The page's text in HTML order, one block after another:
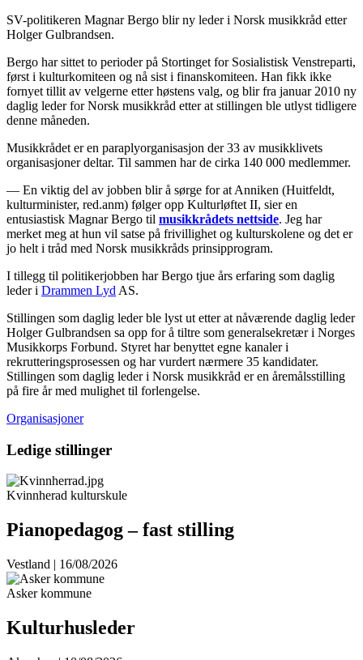
SV-politikeren Magnar Bergo blir ny leder i Norsk musikkråd etter
Holger Gulbrandsen.
Bergo har sittet to perioder på Stortinget for Sosialistisk Venstreparti,
først i kulturkomiteen og nå sist i finanskomiteen. Han fikk ikke
fornyet tillit av velgerne etter høstens valg, og blir fra januar 2010 ny
daglig leder for Norsk musikkråd etter at stillingen ble utlyst tidligere
denne måneden.
Musikkrådet er en paraplyorganisasjon der 33 av musikklivets
organisasjoner deltar. Til sammen har de cirka 140 000 medlemmer.
— En viktig del av jobben blir å sørge for at Anniken (Huitfeldt,
kulturminister, red.anm) følger opp Kulturløftet II, sier en
entusiastisk Magnar Bergo til musikkrådets nettside. Jeg har
merket meg at hun vil satse på frivillighet og kulturskolene og det er
jo helt i tråd med Norsk musikkråds prinsipprogram.
I tillegg til politikerjobben har Bergo tjue års erfaring som daglig
leder i Drammen Lyd AS.
Stillingen som daglig leder ble lyst ut etter at nåværende daglig leder
Holger Gulbrandsen sa opp for å tiltre som generalsekretær i Norges
Musikkorps Forbund. Styret har benyttet egne kanaler i
rekrutteringsprosessen og har vurdert nærmere 35 kandidater.
Stillingen som daglig leder i Norsk musikkråd er en åremålsstilling
på fire år med mulighet til forlengelse.
Organisasjoner
Ledige stillinger
Kvinnherad kulturskule
Pianopedagog – fast stilling
Vestland | 16/08/2026
Asker kommune
Kulturhusleder